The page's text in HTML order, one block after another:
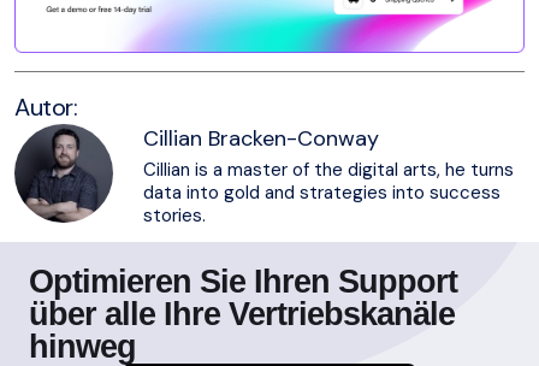
Autor:
Cillian Bracken-Conway
Cillian is a master of the digital arts, he turns
data into gold and strategies into success
stories.
Optimieren Sie Ihren Support
über alle Ihre Vertriebskanäle
hinweg